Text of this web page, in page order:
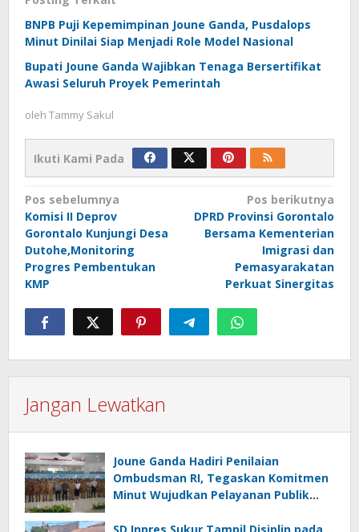
BNPB Puji Kepemimpinan Joune Ganda, Pusdalops
Minut Dinilai Siap Menjadi Role Model Nasional
Bupati Joune Ganda Wajibkan Tenaga Bersertifikat
Awasi Seluruh Proyek Pemerintah
oleh Tammy Sakul
Ikuti Kami Pada
Navigasi
pos
Pos sebelumnya
Komisi II Deprov
Gorontalo Kunjungi Desa
Dutohe,Monitoring
Progres Pembentukan
KMP
Pos berikutnya
DPRD Provinsi Gorontalo
Bersama Kementerian
Imigrasi dan
Pemasyarakatan
Perkuat Sinergitas
Jangan Lewatkan
Joune Ganda Hadiri Penilaian
Ombudsman RI, Tegaskan Komitmen
Minut Wujudkan Pelayanan Publik